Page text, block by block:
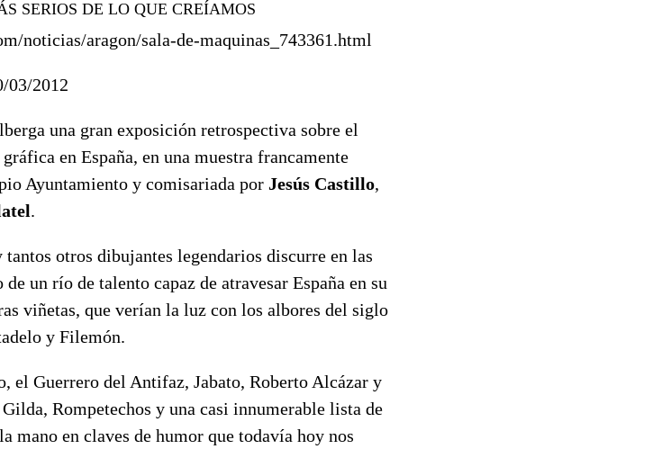
SERIOS DE LO QUE CREÍAMOS
noticias/aragon/sala-de-maquinas_743361.html
03/2012
una gran exposición retrospectiva sobre el
en España, en una muestra francamente
Ayuntamiento y comisariada por Jesús Castillo,
.
tantos otros dibujantes legendarios discurre en las
un río de talento capaz de atravesar España en su
viñetas, que verían la luz con los albores del siglo
y Filemón.
el Guerrero del Antifaz, Jabato, Roberto Alcázar y
Rompetechos y una casi innumerable lista de
mano en claves de humor que todavía hoy nos